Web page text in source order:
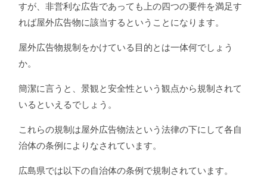
すが、非営利な広告であっても上の四つの要件を満足す
れば屋外広告物に該当するということになります。
屋外広告物規制をかけている目的とは一体何でしょう
か。
簡潔に言うと、景観と安全性という観点から規制されて
いるといえるでしょう。
これらの規制は屋外広告物法という法律の下にして各自
治体の条例によりなされています。
広島県では以下の自治体の条例で規制されています。